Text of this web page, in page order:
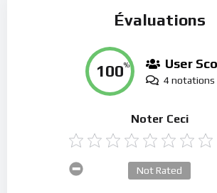
Évaluations
100% User
4 notations
Noter Ceci
Not Rated